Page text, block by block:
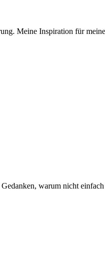
Meine Inspiration für
warum nicht